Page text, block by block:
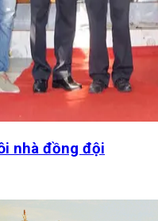
nhà đồng đội